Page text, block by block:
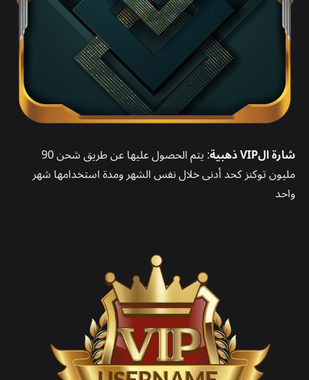
شارة الVIP ذهبية
: يتم الحصول عليها عن طريق شحن 90
مليون توكنز كحد أدنى خلال نفس الشهر ومدة استخدامها شهر
واحد